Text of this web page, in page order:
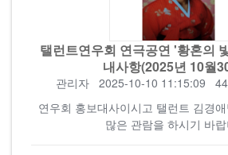
탤런트연우회 연극공연 '황혼의
내사항(2025년 10월
관리자2025-10-10 11:15:09
연우회 홍보대사이시고 탤런트 김경
많은 관람을 하시기 바